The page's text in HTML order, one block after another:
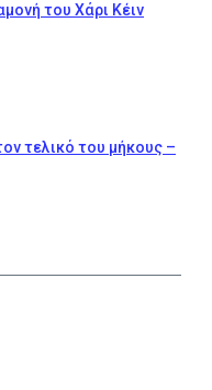
του Χάρι Κέιν
τελικό του μήκους –